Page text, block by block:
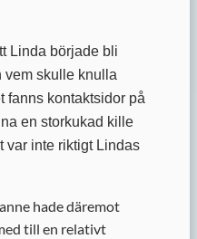
Linda började bli
vem skulle knulla
fanns kontaktsidor på
en storkukad kille
var inte riktigt Lindas
hade däremot
till en relativt